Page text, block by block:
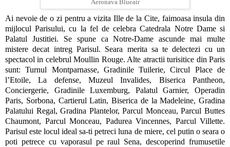
Aeronava Blueair
Ai nevoie de o zi pentru a vizita Ille de la Cite, faimoasa insula din
mijlocul Parisului, cu la fel de celebra Catedrala Notre Dame si
Palatul Justitiei. Se spune ca Notre-Dame ascunde mai multe
mistere decat intreg Parisul. Seara merita sa te delectezi cu un
spectacol in celebrul Moullin Rouge. Alte atractii turisitice din Paris
sunt: Turnul Montparnasse, Gradinile Tuilerie, Circul Place de
l’Etoile, La defense, Muzeul Invalides, Biserica Pantheon,
Conciergerie, Gradinile Luxemburg, Palatul Garnier, Operadin
Paris, Sorbona, Cartierul Latin, Biserica de la Madeleine, Gradina
Palatului Regal, Gradina Plantelor, Parcul Monceau, Parcul Buttes
Chaumont, Parcul Monceau, Padurea Vincennes, Parcul Villette.
Parisul este locul ideal sa-ti petreci luna de miere, cel putin o seara o
poti petrece cu vaporasul pe raul Sena, descoperind frumusetile